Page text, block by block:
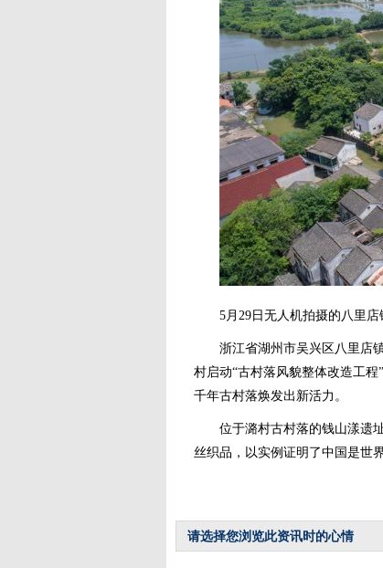
5月29日无人机拍摄的八里店
浙江省湖州市吴兴区八里店镇
村启动“古村落风貌整体改造工
千年古村落焕发出新活力。
位于潞村古村落的钱山漾遗址
丝织品，以实例证明了中国是世
请选择您浏览此资讯时的心情